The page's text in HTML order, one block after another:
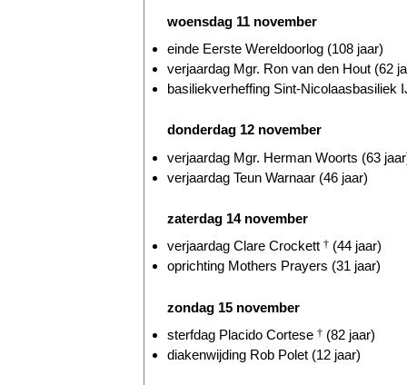
woensdag 11 november
einde Eerste Wereldoorlog (108 jaar)
verjaardag Mgr. Ron van den Hout (62
basiliekverheffing Sint-Nicolaasbasiliek
donderdag 12 november
verjaardag Mgr. Herman Woorts (63
verjaardag Teun Warnaar (46 jaar)
zaterdag 14 november
verjaardag Clare Crockett † (44 jaar)
oprichting Mothers Prayers (31 jaar)
zondag 15 november
sterfdag Placido Cortese † (82 jaar)
diakenwijding Rob Polet (12 jaar)